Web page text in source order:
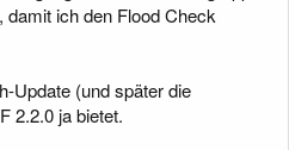
ich den Flood Check
Update (und später die
2.2.0 ja bietet.